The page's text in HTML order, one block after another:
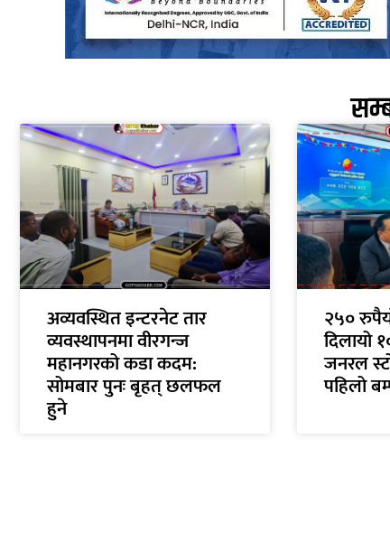
अव्यवस्थित इन्टरनेट तार
व्यवस्थापनमा वीरगन्ज
महानगरको कडा कदम:
सोमबार पुनः बृहत् छलफल
हुने
२५०
दिलायो
जनरल
पहिलो